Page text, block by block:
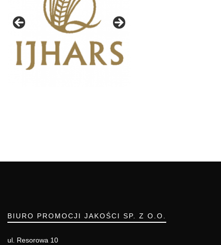
BIURO PROMOCJI JAKOŚCI SP. Z O.O.
ul. Resorowa 10